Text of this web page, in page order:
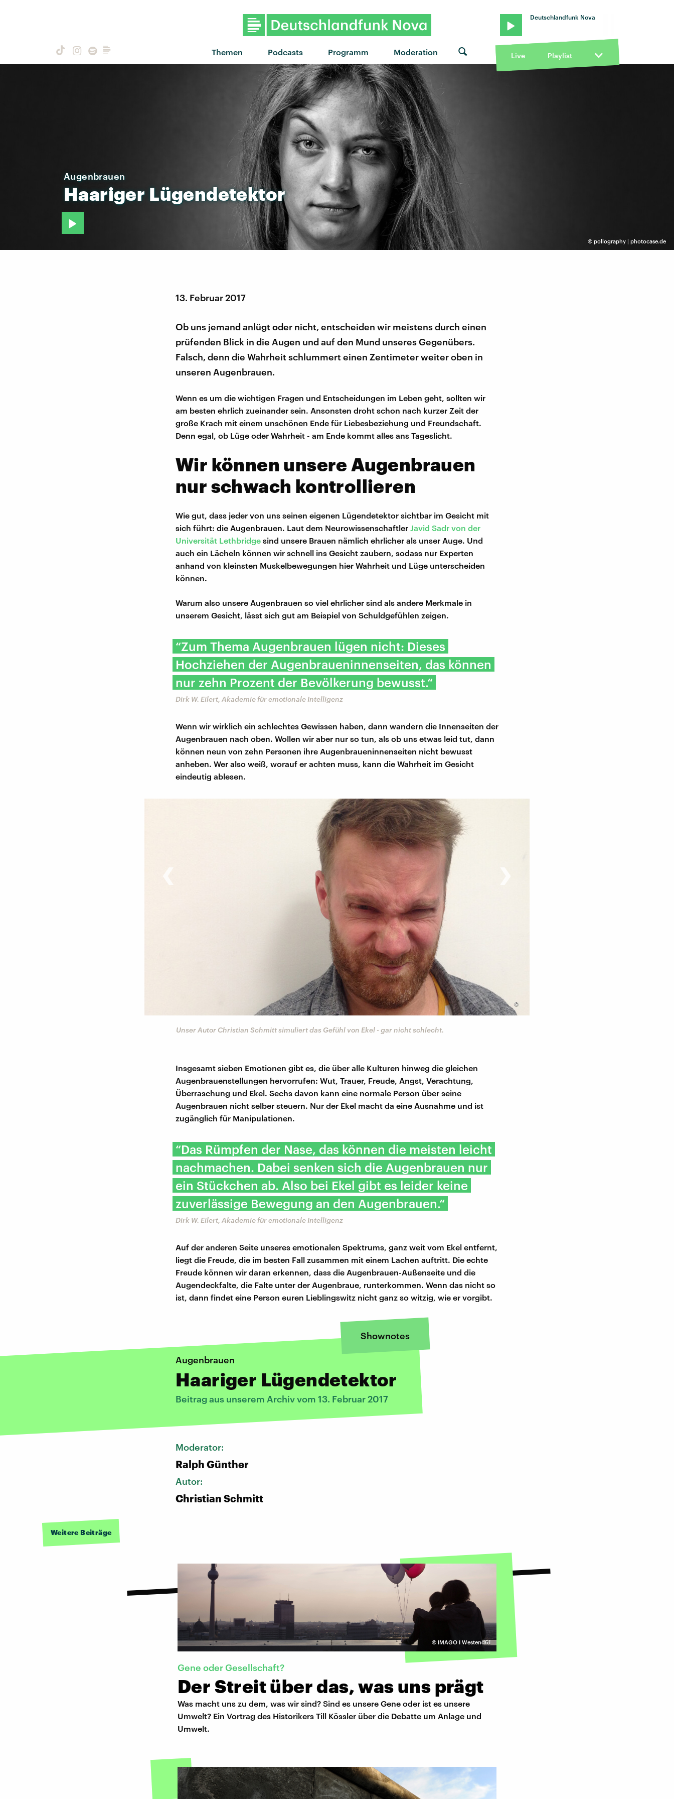
Themen Podcasts Programm Moderation
Deutschlandfunk Nova
Live Playlist
© pollography | photocase.de
Augenbrauen
Haariger Lügendetektor
13. Februar 2017
Ob uns jemand anlügt oder nicht, entscheiden wir meistens durch einen
prüfenden Blick in die Augen und auf den Mund unseres Gegenübers.
Falsch, denn die Wahrheit schlummert einen Zentimeter weiter oben in
unseren Augenbrauen.
Wenn es um die wichtigen Fragen und Entscheidungen im Leben geht, sollten wir
am besten ehrlich zueinander sein. Ansonsten droht schon nach kurzer Zeit der
große Krach mit einem unschönen Ende für Liebesbeziehung und Freundschaft.
Denn egal, ob Lüge oder Wahrheit - am Ende kommt alles ans Tageslicht.
Wir können unsere Augenbrauen
nur schwach kontrollieren
Wie gut, dass jeder von uns seinen eigenen Lügendetektor sichtbar im Gesicht mit
sich führt: die Augenbrauen. Laut dem Neurowissenschaftler Javid Sadr von der
Universität Lethbridge sind unsere Brauen nämlich ehrlicher als unser Auge. Und
auch ein Lächeln können wir schnell ins Gesicht zaubern, sodass nur Experten
anhand von kleinsten Muskelbewegungen hier Wahrheit und Lüge unterscheiden
können.
Warum also unsere Augenbrauen so viel ehrlicher sind als andere Merkmale in
unserem Gesicht, lässt sich gut am Beispiel von Schuldgefühlen zeigen.
“Zum Thema Augenbrauen lügen nicht: Dieses
Hochziehen der Augenbraueninnenseiten, das können
nur zehn Prozent der Bevölkerung bewusst.“
Dirk W. Eilert, Akademie für emotionale Intelligenz
Wenn wir wirklich ein schlechtes Gewissen haben, dann wandern die Innenseiten der
Augenbrauen nach oben. Wollen wir aber nur so tun, als ob uns etwas leid tut, dann
können neun von zehn Personen ihre Augenbraueninnenseiten nicht bewusst
anheben. Wer also weiß, worauf er achten muss, kann die Wahrheit im Gesicht
eindeutig ablesen.
©
Unser Autor Christian Schmitt simuliert das Gefühl von Ekel - gar nicht schlecht.
‹ ›
Insgesamt sieben Emotionen gibt es, die über alle Kulturen hinweg die gleichen
Augenbrauenstellungen hervorrufen: Wut, Trauer, Freude, Angst, Verachtung,
Überraschung und Ekel. Sechs davon kann eine normale Person über seine
Augenbrauen nicht selber steuern. Nur der Ekel macht da eine Ausnahme und ist
zugänglich für Manipulationen.
“Das Rümpfen der Nase, das können die meisten leicht
nachmachen. Dabei senken sich die Augenbrauen nur
ein Stückchen ab. Also bei Ekel gibt es leider keine
zuverlässige Bewegung an den Augenbrauen.“
Dirk W. Eilert, Akademie für emotionale Intelligenz
Auf der anderen Seite unseres emotionalen Spektrums, ganz weit vom Ekel entfernt,
liegt die Freude, die im besten Fall zusammen mit einem Lachen auftritt. Die echte
Freude können wir daran erkennen, dass die Augenbrauen-Außenseite und die
Augendeckfalte, die Falte unter der Augenbraue, runterkommen. Wenn das nicht so
ist, dann findet eine Person euren Lieblingswitz nicht ganz so witzig, wie er vorgibt.
Shownotes
Augenbrauen
Haariger Lügendetektor
Beitrag aus unserem Archiv vom 13. Februar 2017
Moderator:
Ralph Günther
Autor:
Christian Schmitt
Weitere Beiträge
© IMAGO I Westend61
Gene oder Gesellschaft?
Der Streit über das, was uns prägt
Was macht uns zu dem, was wir sind? Sind es unsere Gene oder ist es unsere
Umwelt? Ein Vortrag des Historikers Till Kössler über die Debatte um Anlage und
Umwelt.